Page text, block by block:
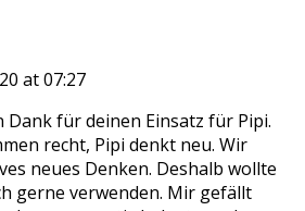
at 07:27
Dank für deinen Einsatz für Pipi.
recht, Pipi denkt neu. Wir
neues Denken. Deshalb wollte
gerne verwenden. Mir gefällt